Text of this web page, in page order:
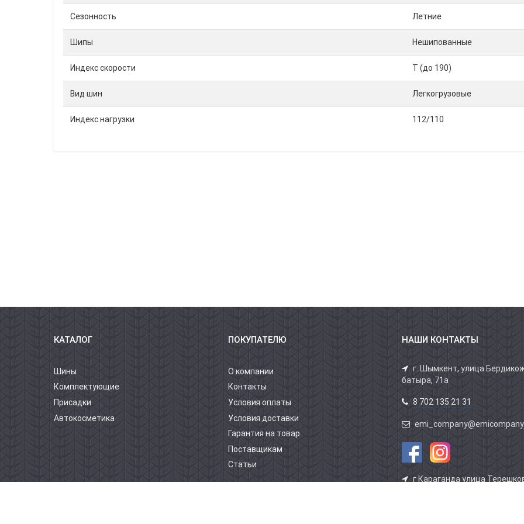
Сезонность Летние
Шипы Нешипованные
Индекс скорости T (до 190)
Вид шин Легкогрузовые
Индекс нагрузки 112/110
КАТАЛОГ
Шины
Комплектующие
Присадки
Автокосметика
ПОКУПАТЕЛЮ
О компании
Контакты
Условия оплаты
Условия доставки
Гарантия на товар
Поставщикам
Статьи
НАШИ КОНТАКТЫ
г. Шымкент, улица
батыра, 71а
8 702 135 21 31
г Караганда улица